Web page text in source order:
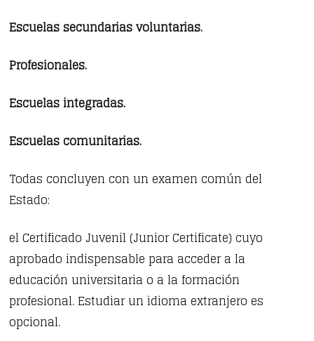
Escuelas secundarias voluntarias.
Profesionales.
Escuelas integradas.
Escuelas comunitarias.
Todas concluyen con un examen común del
Estado:
el Certificado Juvenil (Junior Certificate) cuyo
aprobado indispensable para acceder a la
educación universitaria o a la formación
profesional. Estudiar un idioma extranjero es
opcional.